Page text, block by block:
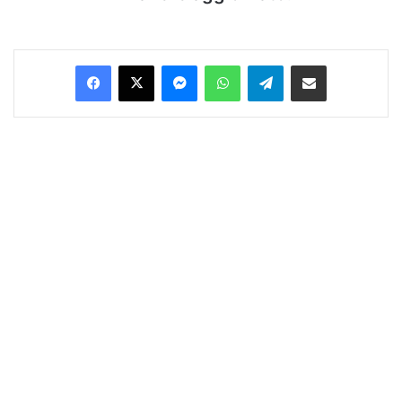
Facebook
X MessengerWhatsAppTelegramCondividi via Email